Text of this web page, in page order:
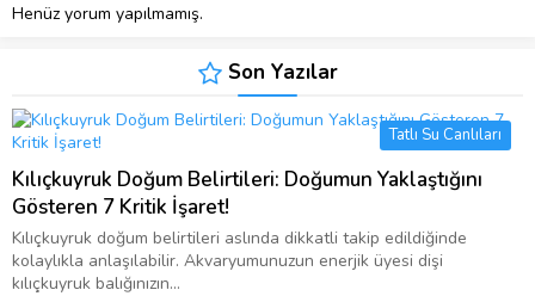
Henüz yorum yapılmamış.
Son Yazılar
Tatlı Su Canlıları
Kılıçkuyruk Doğum Belirtileri: Doğumun Yaklaştığını
Gösteren 7 Kritik İşaret!
Kılıçkuyruk doğum belirtileri aslında dikkatli takip edildiğinde
kolaylıkla anlaşılabilir. Akvaryumunuzun enerjik üyesi dişi
kılıçkuyruk balığınızın...